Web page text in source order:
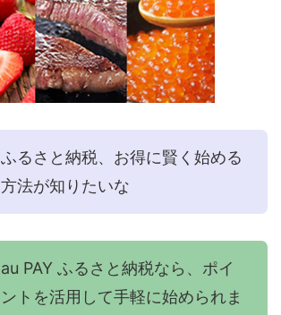
ふるさと納税、お得に賢く始める
方法が知りたいな
au PAY ふるさと納税なら、ポイ
ントを活用して手軽に始められま